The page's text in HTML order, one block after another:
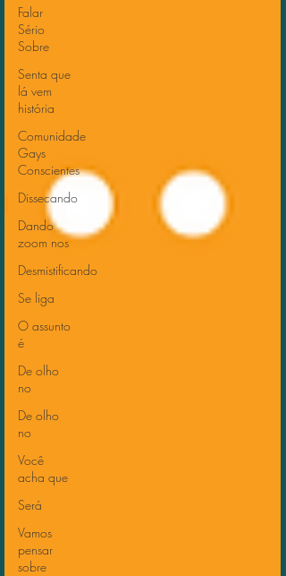
Falar
Sério
Sobre
Senta que
lá vem
história
Comunidade
Gays
Conscientes
Dissecando
Dando
zoom nos
Desmistificando
Se liga
O assunto
é
De olho
no
De olho
no
Você
acha que
Será
Vamos
pensar
sobre